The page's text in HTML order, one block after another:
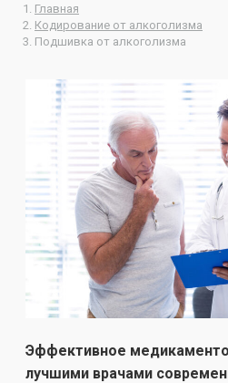
Главная
Кодирование от алкоголизма
Подшивка от алкоголизма
Эффективное
лучшими врачами